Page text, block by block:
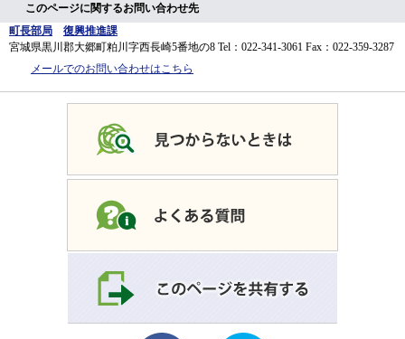
このページに関するお問い合わせ先
町長部局
復興推進課
宮城県黒川郡大郷町粕川字西長崎5番地の8 Tel：022-341-3061 Fax：022-359-3287
メールでのお問い合わせはこちら